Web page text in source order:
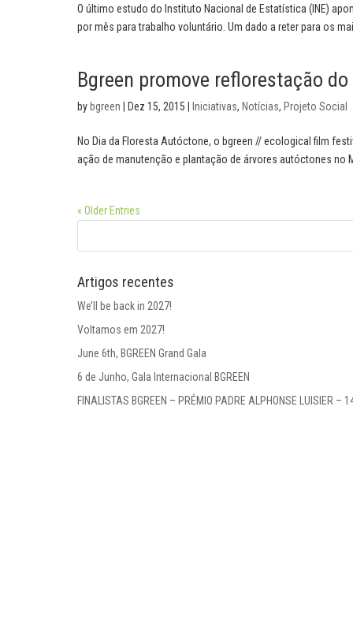
O último estudo do Instituto Nacional de Estatística (INE)
por mês para trabalho voluntário. Um dado a reter para os
Bgreen promove reflorestação
by bgreen Dez 15, 2015 Iniciativas, Notícias, Projeto Social
No Dia da Floresta Autóctone, o bgreen // ecological film
ação de manutenção e plantação de árvores autóctones no
« Older Entries
Artigos recentes
We’ll be back in 2027!
Voltamos em 2027!
June 6th, BGREEN Grand Gala
6 de Junho, Gala Internacional BGREEN
FINALISTAS BGREEN – PRÉMIO PADRE ALPHONSE LUISIER –